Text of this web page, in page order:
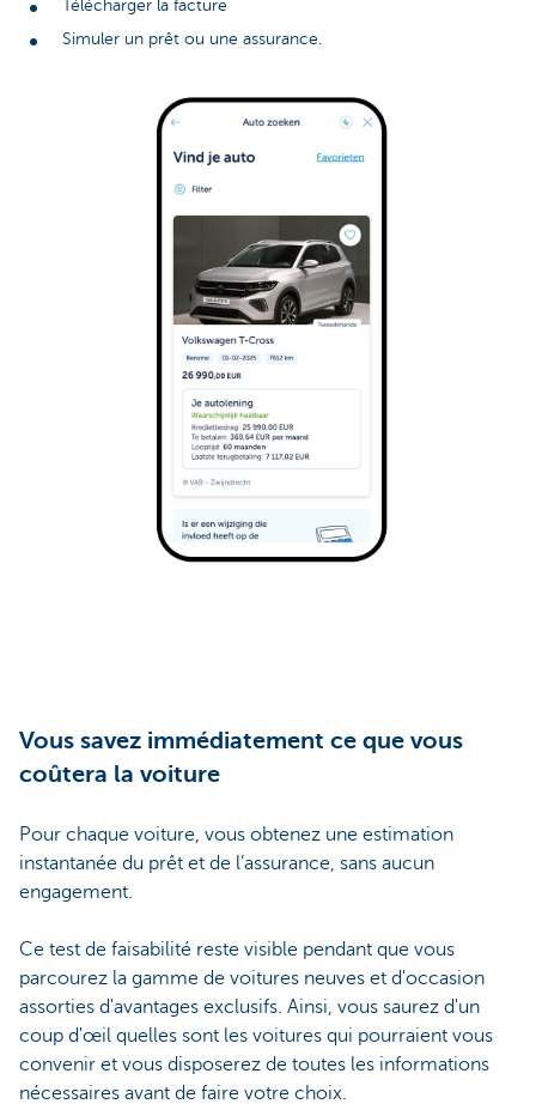
Télécharger la facture
Simuler un prêt ou une assurance.
Vous savez immédiatement ce que vous
coûtera la voiture
Pour chaque voiture, vous obtenez une estimation
instantanée du prêt et de l’assurance, sans aucun
engagement.
Ce test de faisabilité reste visible pendant que vous
parcourez la gamme de voitures neuves et d'occasion
assorties d'avantages exclusifs. Ainsi, vous saurez d'un
coup d'œil quelles sont les voitures qui pourraient vous
convenir et vous disposerez de toutes les informations
nécessaires avant de faire votre choix.